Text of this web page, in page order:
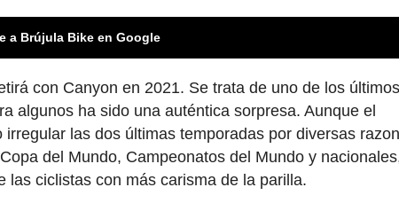
a Brújula Bike en Google
con Canyon en 2021. Se trata de uno de los
algunos ha sido una auténtica sorpresa. Aunque el
las dos últimas temporadas por diversas
del Mundo, Campeonatos del Mundo y
las ciclistas con más carisma de la parilla.